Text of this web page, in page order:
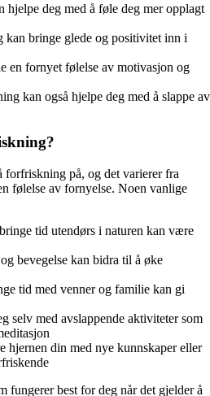
hjelpe deg med å føle deg mer opplagt
kan bringe glede og positivitet inn i
en fornyet følelse av motivasjon og
kan også hjelpe deg med å slappe av
forfriskning på, og det varierer fra
følelse av fornyelse. Noen vanlige
tid utendørs i naturen kan være
bevegelse kan bidra til å øke
tid med venner og familie kan gi
selv med avslappende aktiviteter som
hjernen din med nye kunnskaper eller
fungerer best for deg når det gjelder å